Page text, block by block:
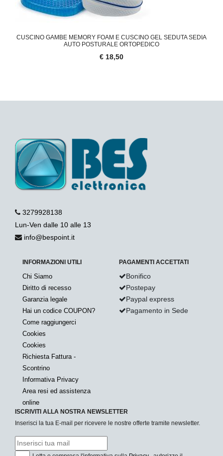
CUSCINO GAMBE MEMORY FOAM E CUSCINO GEL SEDUTA SEDIA
AUTO POSTURALE ORTOPEDICO
€ 18,50
3279928138
Lun-Ven dalle 10 alle 13
info@bespoint.it
INFORMAZIONI UTILI
Chi Siamo
Diritto di recesso
Garanzia legale
Hai un codice COUPON?
Come raggiungerci
Cookies
Cookies
Richiesta Fattura -
Scontrino
Informativa Privacy
Area resi ed assistenza
online
PAGAMENTI ACCETTATI
Bonifico
Postepay
Paypal express
Pagamento in Sede
ISCRIVITI ALLA NOSTRA NEWSLETTER
Inserisci la tua E-mail per ricevere le nostre offerte tramite newsletter.